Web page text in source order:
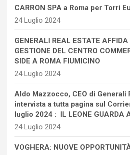
CARRON SPA a Roma per Torri
24 Luglio 2024
GENERALI REAL ESTATE
GESTIONE DEL CENTRO
SIDE A ROMA FIUMICINO
24 Luglio 2024
Aldo Mazzocco, CEO di Generali
intervista a tutta pagina sul
luglio 2024 : IL LEONE GUARDA
24 Luglio 2024
VOGHERA: NUOVE